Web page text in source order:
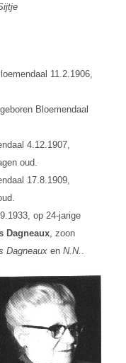
11.2.1906,
Bloemendaal
4.12.1907,
oud.
17.8.1909,
op 24-jarige
Dagneaux, zoon
Dagneauxen N.N.